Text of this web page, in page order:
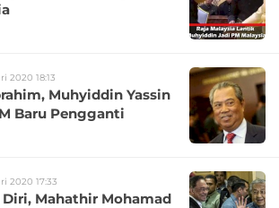
2020 18:13
Muhyiddin Yassin
Baru Pengganti
2020 17:33
Mahathir Mohamad